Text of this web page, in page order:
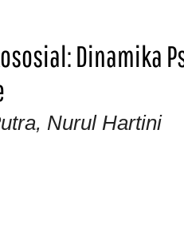
Dinamika
Nurul Hartini